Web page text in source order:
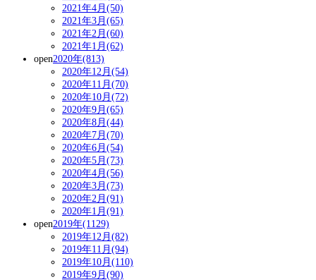
2021年4月(50)
2021年3月(65)
2021年2月(60)
2021年1月(62)
open2020年(813)
2020年12月(54)
2020年11月(70)
2020年10月(72)
2020年9月(65)
2020年8月(44)
2020年7月(70)
2020年6月(54)
2020年5月(73)
2020年4月(56)
2020年3月(73)
2020年2月(91)
2020年1月(91)
open2019年(1129)
2019年12月(82)
2019年11月(94)
2019年10月(110)
2019年9月(90)